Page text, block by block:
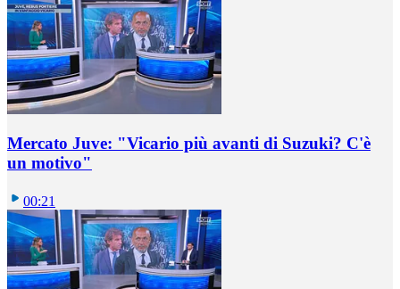
Mercato Juve: "Vicario più avanti di Suzuki? C'è
un motivo"
00:21